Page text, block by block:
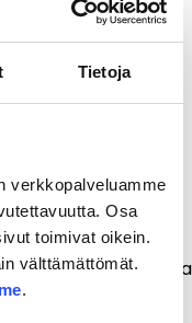
Tietoja
verkkopalveluamme
Osa
toimivat oikein.
välttämättömät.
.
muassa radan
vertaillaan
60 päivän
painettuna kaikissa
Kerava,